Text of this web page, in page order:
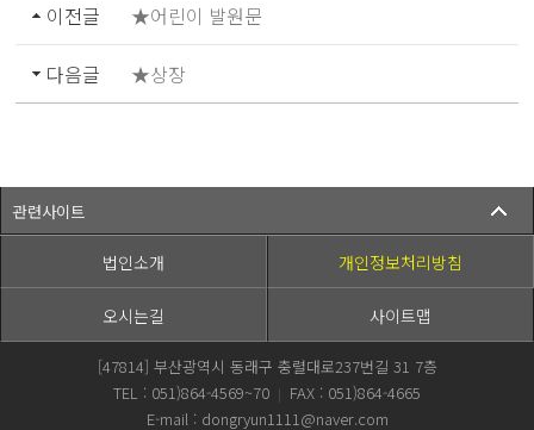
이전글 ★어린이 발원문
다음글 ★상장
관련사이트
법인소개 개인정보처리방침
오시는길 사이트맵
[47814] 부산광역시 동래구 충렬대로237번길 31 7층
TEL : 051)864-4569~70 | FAX : 051)864-4665
E-mail : dongryun1111@naver.com